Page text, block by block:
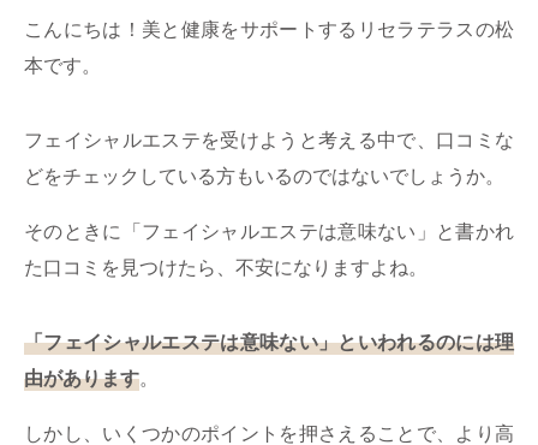
は？ ニキビ 日焼け 首
のしわ 敏感肌 た
こんにちは！美と健康をサポートするリセラテラスの松
本です。
フェイシャルエステを受けようと考える中で、口コミな
どをチェックしている方もいるのではないでしょうか。
そのときに「フェイシャルエステは意味ない」と書かれ
た口コミを見つけたら、不安になりますよね。
「フェイシャルエステは意味ない」といわれるのには理
由があります。
しかし、いくつかのポイントを押さえることで、より高